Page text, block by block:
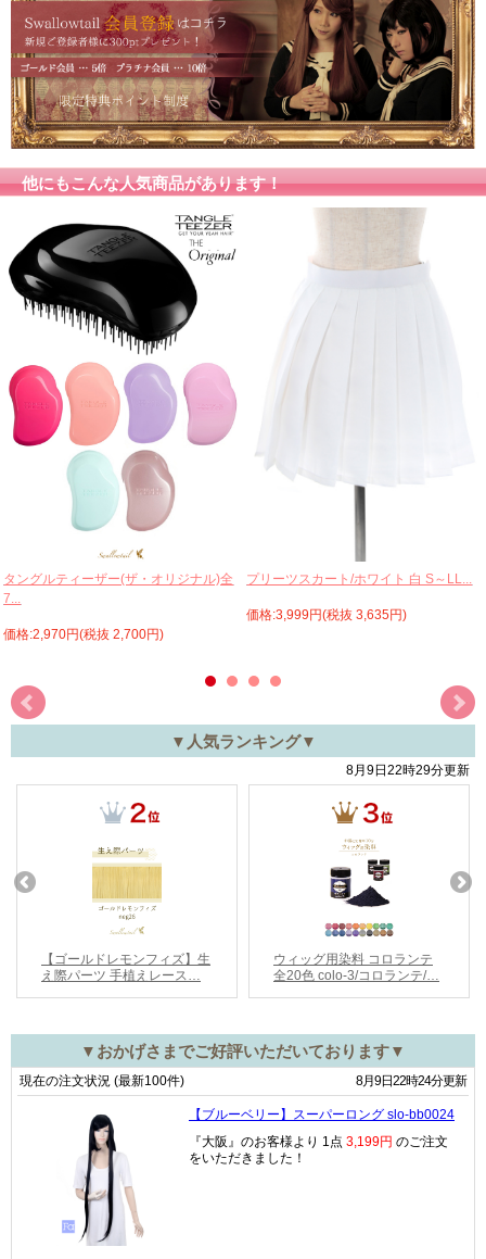
ん。予めご了承お願いします。
他にもこんな人気商品があります！
タングルティーザー(ザ・オリジナル)全
7...
価格:2,970円(税抜 2,700円)
プリーツスカート/ホワイト 白 S～LL...
価格:3,999円(税抜 3,635円)
▼人気ランキング▼
▼おかげさまでご好評いただいております▼